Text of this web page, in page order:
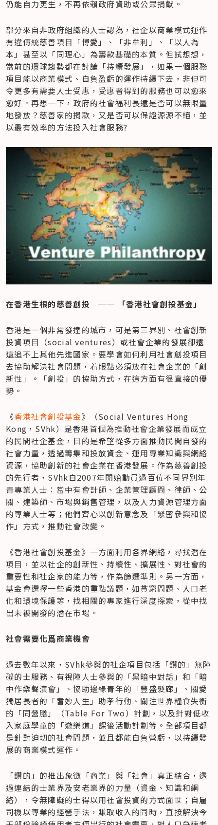
仍能自力更生，不再依賴政府資助或公眾捐獻。
部分來自非政府組織的人士認為，社企以商業模式運作
有違傳統慈善項目「博愛」、「非牟利」、「以人為
本」甚至以「同理心」為籌款基礎的本質。但試想想，
當前的環球趨勢都在討論「持續發展」，如果一個服務
項目能以商業模式、自負盈虧的運作持續下去，非但可
令更多有需要人士受惠，受惠者得到的服務也可以愈來
愈好。再想一下，政府的社會福利長遠是否可以無限量
地發放？慈善家的捐款，又是否可以保證源源不絕，並
以最有效率的方法投入社會服務?
在香港生根的慈善創投　── 「香港社會創投基金」
香港是一個非常發達的城市，可是第三界別、社會創新
投資項目（social ventures）或社會企業的發展卻遠
遠追不上其他先進國家。要學會如何利用社會創投項目
去協助解決社會問題，着眼點必須放在社會企業的「創
新性」。「創投」的協助方式，在這方面有很直接的優
勢。
《香港社會創投基金》（Social Ventures Hong
Kong，SVhk）是香港首個為推動社會企業發展而成立
的民間社企基金，目的是希望從多方面推動民間自發的
社會力量，透過籌集和投放資金、運用專業知識與網絡
資源，協助創新的社會企業在香港發展。作為慈善創投
的先行者，SVhk自2007年開始動員過百位不同界別年
青專業人士：當中有會計師、企業管理顧問、律師、公
關、建築師、市場與銷售管理，以及人力資源管理方面
的專業人士等；他們齊心以創新意念及「緊密參與和協
作」方式，推動社會改變。
《香港社會創投基金》一方面利用各界網絡，尋找潛在
項目，並以社企的創新性、持續性、擴展性、對社會的
重要性和社企家的能力等，作為篩選準則。另一方面，
基金會選擇一些香港的重點議題，如貧窮問題、人口老
化和環境保護等，找相關的專家進行深度探索，從中找
出未被開發的潛在市場。
社會需要化爲商業機會
過去數年以來，SVhk參與的社企項目包括「鑽的」無障
礙的士服務、有視障人士參與的「黑暗中對話」和「暗
中作樂聲演會」、協助邊緣青年的「豐盛髮廊」、關愛
獨居長者的「耆妙人生」助孝行動、關注世界糧食失衡
的「同營膳」（Table For Two）計劃，以及針對低收
入家庭學童的「遊樂道」課後活動計劃等。全部項目都
是針對迫切的社會問題，並且都能自負營虧，以持續發
展的商業模式運作。
「鑽的」的推出象徵「商業」與「社會」真正結合，透
過連結的士業界及安老業界的力量（資金、知識和網
絡），令無障礙的士得以用社會投資的方式面世；自雇
司機以專業的經營手法，賺取收入的同時，直接解決今